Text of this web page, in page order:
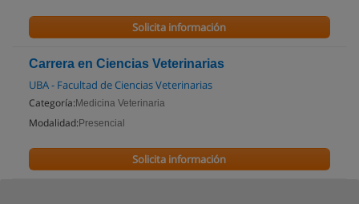
Solicita información
Carrera en Ciencias Veterinarias
UBA - Facultad de Ciencias Veterinarias
Categoría: Medicina Veterinaria
Modalidad: Presencial
Solicita información